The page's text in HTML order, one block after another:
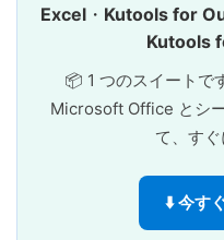
Excel・ Kutools for
Kutools
📦 1 つのスイートで
Microsoft Office とシ
て、す
⬇️ 今す